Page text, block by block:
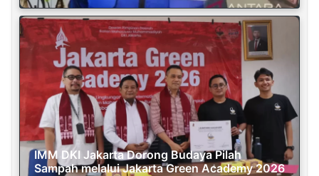
IMM DKI Jakarta Dorong Budaya Pilah
Sampah melalui Jakarta Green Academy 2026